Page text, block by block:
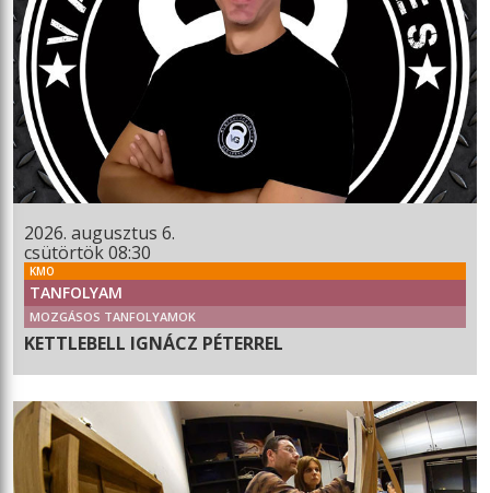
2026. augusztus 6.
csütörtök 08:30
KMO
TANFOLYAM
MOZGÁSOS TANFOLYAMOK
KETTLEBELL IGNÁCZ PÉTERREL